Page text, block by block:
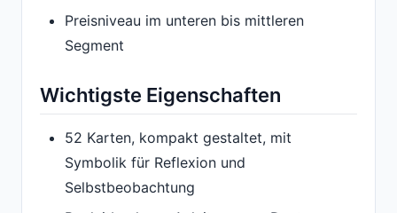
Preisniveau im unteren bis mittleren
Segment
Wichtigste Eigenschaften
52 Karten, kompakt gestaltet, mit
Symbolik für Reflexion und
Selbstbeobachtung